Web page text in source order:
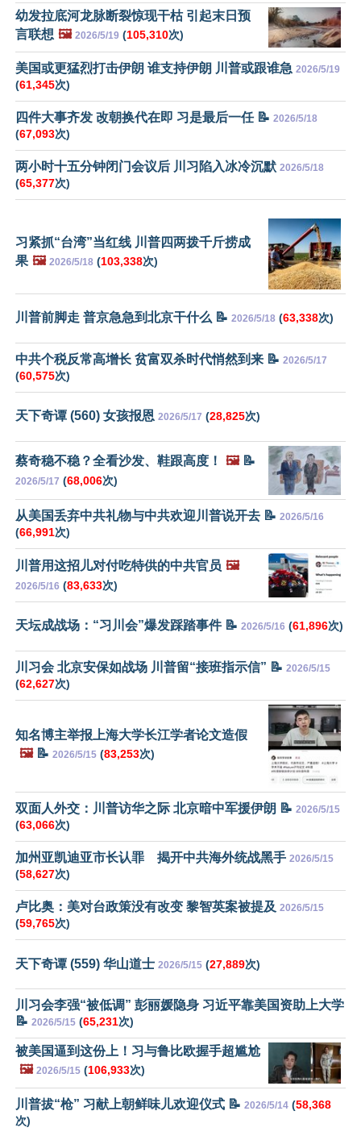
幼发拉底河龙脉断裂惊现干枯 引起末日预
言联想 🖼️ 2026/5/19 (105,310次)
美国或更猛烈打击伊朗 谁支持伊朗 川普或跟谁急 2026/5/19
(61,345次)
四件大事齐发 改朝换代在即 习是最后一任 📝 2026/5/18
(67,093次)
两小时十五分钟闭门会议后 川习陷入冰冷沉默 2026/5/18
(65,377次)
习紧抓“台湾”当红线 川普四两拨千斤捞成
果 🖼️ 2026/5/18 (103,338次)
川普前脚走 普京急急到北京干什么 📝 2026/5/18 (63,338次)
中共个税反常高增长 贫富双杀时代悄然到来 📝 2026/5/17
(60,575次)
天下奇谭 (560) 女孩报恩 2026/5/17 (28,825次)
蔡奇稳不稳？全看沙发、鞋跟高度！ 🖼️📝
2026/5/17 (68,006次)
从美国丢弃中共礼物与中共欢迎川普说开去 📝 2026/5/16
(66,991次)
川普用这招儿对付吃特供的中共官员 🖼️
2026/5/16 (83,633次)
天坛成战场：“习川会”爆发踩踏事件 📝 2026/5/16 (61,896次)
川习会 北京安保如战场 川普留“接班指示信” 📝 2026/5/15
(62,627次)
知名博主举报上海大学长江学者论文造假
🖼️📝 2026/5/15 (83,253次)
双面人外交：川普访华之际 北京暗中军援伊朗 📝 2026/5/15
(63,066次)
加州亚凯迪亚市长认罪 揭开中共海外统战黑手 2026/5/15
(58,627次)
卢比奥：美对台政策没有改变 黎智英案被提及 2026/5/15
(59,765次)
天下奇谭 (559) 华山道士 2026/5/15 (27,889次)
川习会李强“被低调” 彭丽媛隐身 习近平靠美国资助上大学
📝 2026/5/15 (65,231次)
被美国逼到这份上！习与鲁比欧握手超尴尬
🖼️ 2026/5/15 (106,933次)
川普拔“枪” 习献上朝鲜味儿欢迎仪式 📝 2026/5/14 (58,368
次)